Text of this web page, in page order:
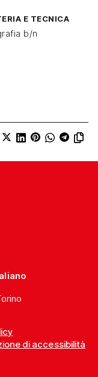
E TECNICA
b/n
di accessibilità